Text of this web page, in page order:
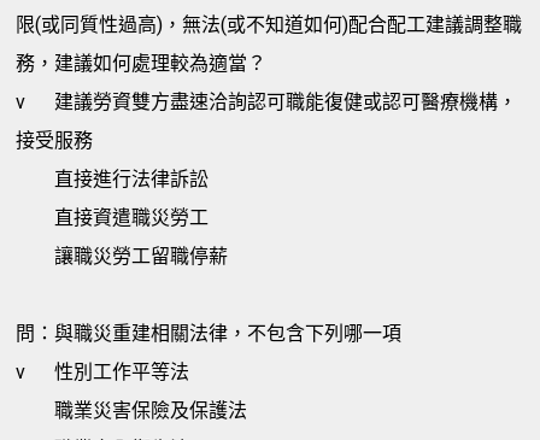
限(或同質性過高)，無法(或不知道如何)配合配工建議調整職
務，建議如何處理較為適當？
v
建議勞資雙方盡速洽詢認可職能復健或認可醫療機構，
接受服務
直接進行法律訴訟
直接資遣職災勞工
讓職災勞工留職停薪
問：與職災重建相關法律，不包含下列哪一項
v
性別工作平等法
職業災害保險及保護法